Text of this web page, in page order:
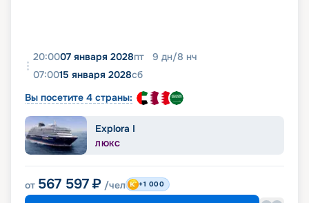
20:0007 января 2028пт 9 дн/8 нч
07:0015 января 2028сб
Вы посетите 4 страны:
Explora I
ЛЮКС
от 567 597 ₽ /чел +1 000